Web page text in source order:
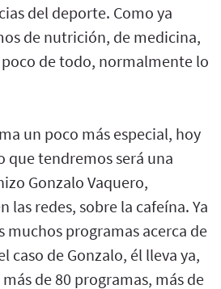
del deporte. Como ya
de nutrición, de medicina,
de todo, normalmente lo
un poco más especial, hoy
que tendremos será una
Gonzalo Vaquero,
las redes, sobre la cafeína. Ya
muchos programas acerca de
caso de Gonzalo, él lleva ya,
de 80 programas, más de